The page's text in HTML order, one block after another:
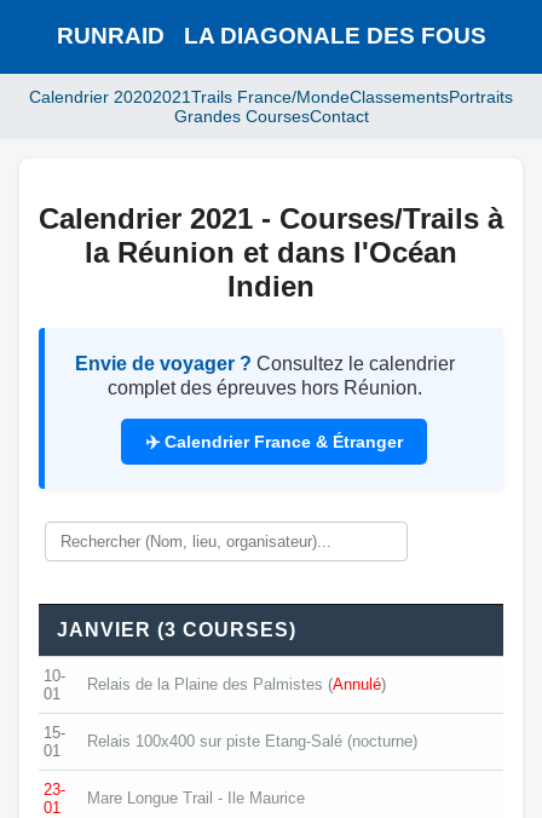
RUNRAID LA DIAGONALE DES FOUS
Calendrier 20202021Trails France/MondeClassementsPortraits
Grandes CoursesContact
Calendrier 2021 - Courses/Trails à
la Réunion et dans l'Océan
Indien
Envie de voyager ? Consultez le calendrier
complet des épreuves hors Réunion.
✈️ Calendrier France & Étranger
JANVIER (3 COURSES)
10-
01
Relais de la Plaine des Palmistes (Annulé)
15-
01
Relais 100x400 sur piste Etang-Salé (nocturne)
23-
01
Mare Longue Trail - Ile Maurice